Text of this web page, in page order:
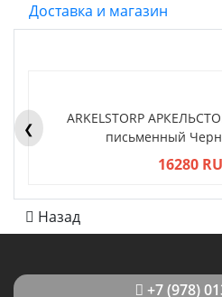
Доставка и магазин
❮
ARKELSTORP
письменный
16280
Назад
+7 (978)